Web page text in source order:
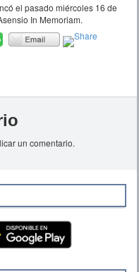
el pasado miércoles 16 de
In Memoriam.
un comentario.